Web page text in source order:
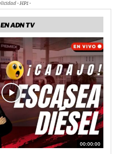
- HP1 -
ADN TV
00:00:00